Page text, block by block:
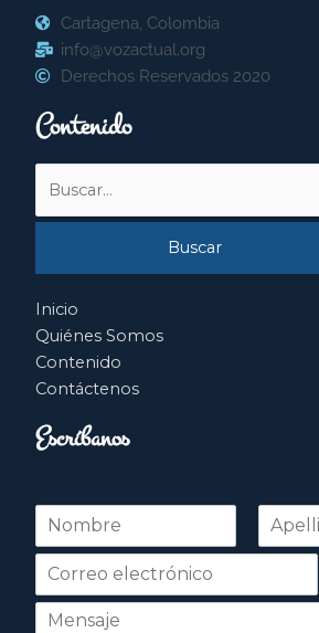
Cartagena, Colombia
info@vozactual.org
Derechos Reservados 2020
Contenido
por:
Inicio
Quiénes Somos
Contenido
Contáctenos
Escríbanos
N
m
r
Nombre Apellidos